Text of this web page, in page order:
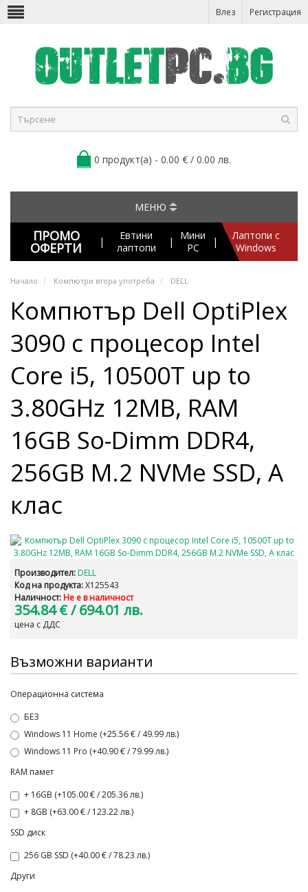
Влез Регистрация
0 продукт(а) - 0.00 € / 0.00 лв.
МЕНЮ
ПРОМО
ОФЕРТИ |
Евтини
лаптопи
|
Мини
PC
|
Лаптопи с
Windows
Начало Компютри втора употреба DELL
Компютър Dell OptiPlex
3090 с процесор Intel
Core i5, 10500T up to
3.80GHz 12MB, RAM
16GB So-Dimm DDR4,
256GB M.2 NVMe SSD, A
клас
Производител: DELL
Код на продукта:X125543
Наличност: Не е в наличност
354.84 €/ 694.01 лв.
цена с ДДС
Възможни варианти
Операционна система
БЕЗ
Windows 11 Home (+25.56 € / 49.99 лв.)
Windows 11 Pro (+40.90 € / 79.99 лв.)
RAM памет
+ 16GB (+105.00 € / 205.36 лв.)
+ 8GB (+63.00 € / 123.22 лв.)
SSD диск
256 GB SSD (+40.00 € / 78.23 лв.)
Други